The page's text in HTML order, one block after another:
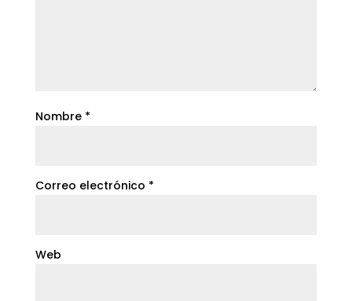
Nombre *
Correo electrónico *
Web